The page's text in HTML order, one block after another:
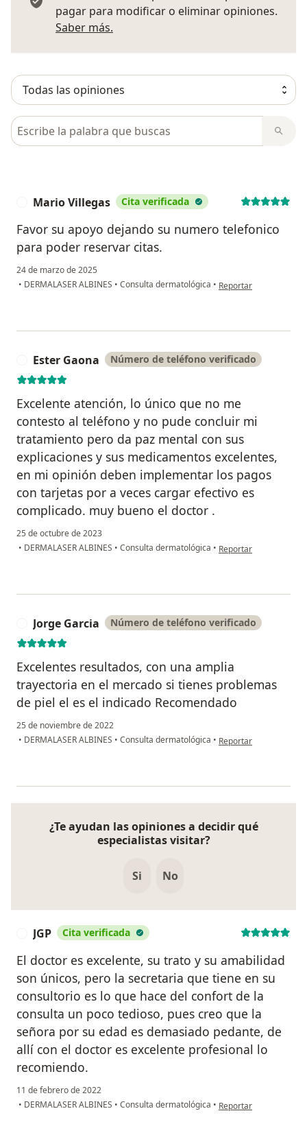
pagar para modificar o eliminar opiniones.
Saber más.
Busca en opiniones
Mario Villegas Cita verificada
Favor su apoyo dejando su numero telefonico
para poder reservar citas.
24 de marzo de 2025
• DERMALASER ALBINES • Consulta dermatológica • en opinión del usuario
Reportar
Ester Gaona Número de teléfono verificado
Excelente atención, lo único que no me
contesto al teléfono y no pude concluir mi
tratamiento pero da paz mental con sus
explicaciones y sus medicamentos excelentes,
en mi opinión deben implementar los pagos
con tarjetas por a veces cargar efectivo es
complicado. muy bueno el doctor .
25 de octubre de 2023
• DERMALASER ALBINES • Consulta dermatológica • en opinión del usuario
Reportar
Jorge Garcia Número de teléfono verificado
Excelentes resultados, con una amplia
trayectoria en el mercado si tienes problemas
de piel el es el indicado Recomendado
25 de noviembre de 2022
• DERMALASER ALBINES • Consulta dermatológica • en opinión del usuario
Reportar
¿Te ayudan las opiniones a decidir qué
especialistas visitar?
Si No
JGP Cita verificada
El doctor es excelente, su trato y su amabilidad
son únicos, pero la secretaria que tiene en su
consultorio es lo que hace del confort de la
consulta un poco tedioso, pues creo que la
señora por su edad es demasiado pedante, de
allí con el doctor es excelente profesional lo
recomiendo.
11 de febrero de 2022
• DERMALASER ALBINES • Consulta dermatológica • en opinión del usuario
Reportar